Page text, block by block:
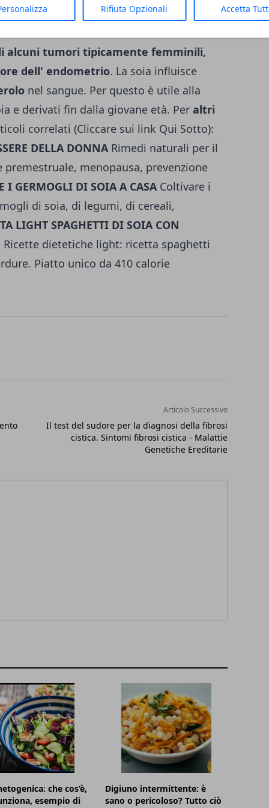
Rifiuta Opzionali Accetta
solo alla menopausa. Numerosi studi
alcuni tumori tipicamente femminili,
dell' endometrio. La soia influisce
nel sangue. Per questo è utile alla
e derivati fin dalla giovane età. Per altri
correlati (Cliccare sui link Qui Sotto):
DELLA DONNA Rimedi naturali per il
menopausa, prevenzione
I GERMOGLI DI SOIA A CASA Coltivare i
di soia, di legumi, di cereali,
LIGHT SPAGHETTI DI SOIA CON
Ricette dietetiche light: ricetta spaghetti
Piatto unico da 410 calorie
Articolo Successivo
Il test del sudore per la diagnosi della fibrosi
cistica. Sintomi fibrosi cistica - Malattie
Genetiche Ereditarie
che cos’è,
esempio di
Digiuno intermittente: è
sano o pericoloso? Tutto ciò